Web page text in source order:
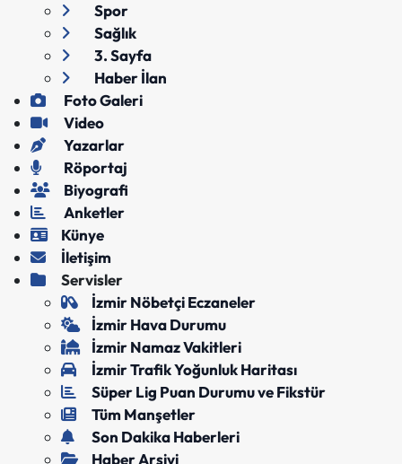
Spor
Sağlık
3. Sayfa
Haber İlan
Foto Galeri
Video
Yazarlar
Röportaj
Biyografi
Anketler
Künye
İletişim
Servisler
İzmir Nöbetçi Eczaneler
İzmir Hava Durumu
İzmir Namaz Vakitleri
İzmir Trafik Yoğunluk Haritası
Süper Lig Puan Durumu ve Fikstür
Tüm Manşetler
Son Dakika Haberleri
Haber Arşivi